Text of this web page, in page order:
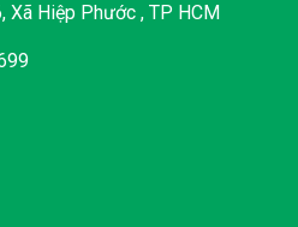
Xã Hiệp Phước , TP HCM